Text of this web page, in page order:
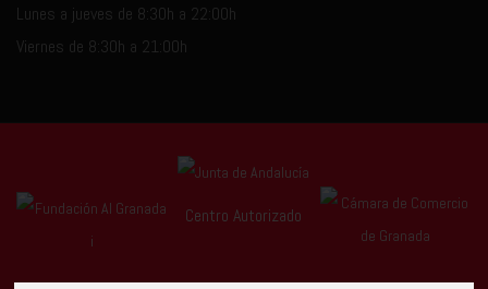
Lunes a jueves de 8:30h a 22:00h
Viernes de 8:30h a 21:00h
Centro Autorizado